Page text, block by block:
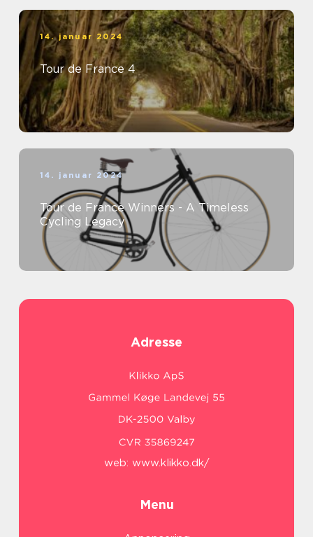
14. januar 2024
Tour de France 4
14. januar 2024
Tour de France Winners - A Timeless
Cycling Legacy
Adresse
web: www.klikko.dk/
Menu